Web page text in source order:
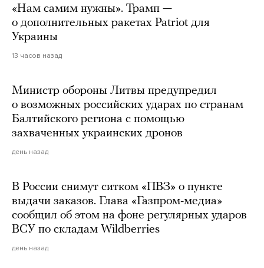
«Нам самим нужны». Трамп —
о дополнительных ракетах Patriot для
Украины
13 часов назад
Министр обороны Литвы предупредил
о возможных российских ударах по странам
Балтийского региона с помощью
захваченных украинских дронов
день назад
В России снимут ситком «ПВЗ» о пункте
выдачи заказов. Глава «Газпром-медиа»
сообщил об этом на фоне регулярных ударов
ВСУ по складам Wildberries
день назад